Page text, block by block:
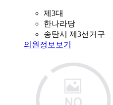
제3대
한나라당
송탄시 제3선거구
의원정보보기